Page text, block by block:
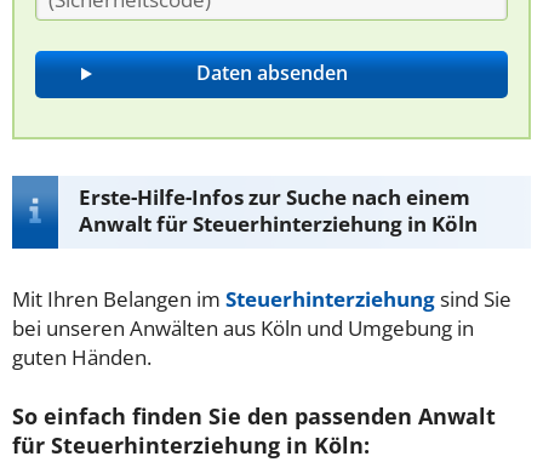
Erste-Hilfe-Infos zur Suche nach einem
Anwalt für Steuerhinterziehung in Köln
Mit Ihren Belangen im Steuerhinterziehungsind Sie
bei unseren Anwälten aus Köln und Umgebung in
guten Händen.
So einfach finden Sie den passenden Anwalt
für Steuerhinterziehung in Köln: